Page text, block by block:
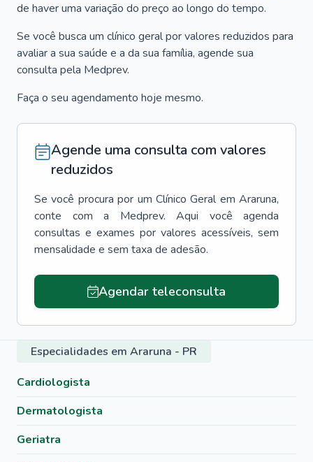
de haver uma variação do preço ao longo do tempo.
Se você busca um clínico geral por valores reduzidos para
avaliar a sua saúde e a da sua família, agende sua
consulta pela Medprev.
Faça o seu agendamento hoje mesmo.
Agende uma consulta com valores
reduzidos
Se você procura por um Clínico Geral em Araruna,
conte com a Medprev. Aqui você agenda
consultas e exames por valores acessíveis, sem
mensalidade e sem taxa de adesão.
Agendar teleconsulta
Especialidades em Araruna - PR
Cardiologista
Dermatologista
Geriatra